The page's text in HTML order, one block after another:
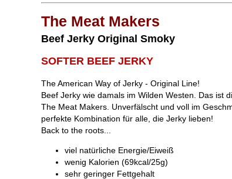
The Meat Makers
Beef Jerky Original Smoky
SOFTER BEEF JERKY
The American Way of Jerky - Original Line!
Beef Jerky wie damals im Wilden Westen. Das ist
The Meat Makers. Unverfälscht und voll im
perfekte Kombination für alle, die Jerky lieben!
Back to the roots...
viel natürliche Energie/Eiweiß
wenig Kalorien (69kcal/25g)
sehr geringer Fettgehalt